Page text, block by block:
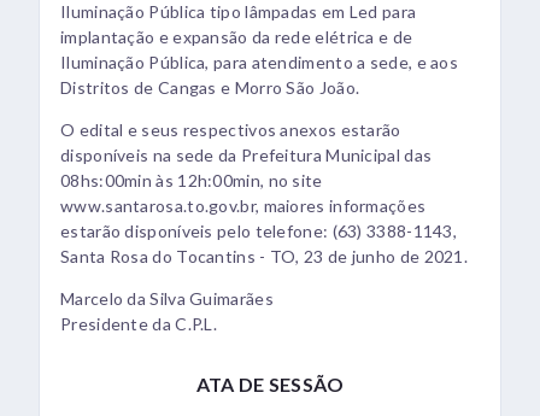
Iluminação Pública tipo lâmpadas em Led para
implantação e expansão da rede elétrica e de
Iluminação Pública, para atendimento a sede, e aos
Distritos de Cangas e Morro São João.
O edital e seus respectivos anexos estarão
disponíveis na sede da Prefeitura Municipal das
08hs:00min às 12h:00min, no site
www.santarosa.to.gov.br, maiores informações
estarão disponíveis pelo telefone: (63) 3388-1143,
Santa Rosa do Tocantins - TO, 23 de junho de 2021.
Marcelo da Silva Guimarães
Presidente da C.P.L.
ATA DE SESSÃO